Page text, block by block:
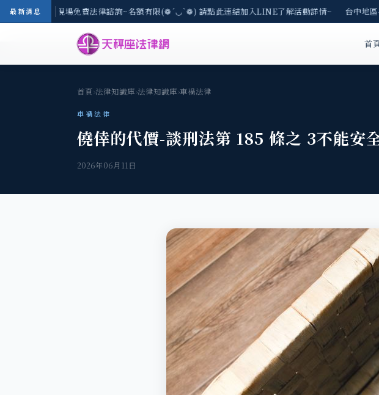
最新消息
-8/3(一) 現場免費法律諮詢~名額有限(❁´◡`❁) 請點此連結加入LINE了解活動詳情~ 台中地區-8/
首
首頁›法律知識庫›法律知識庫›車禍法律
車禍法律
僥倖的代價-談刑法第 185 條之 3不能安
2026年06月11日